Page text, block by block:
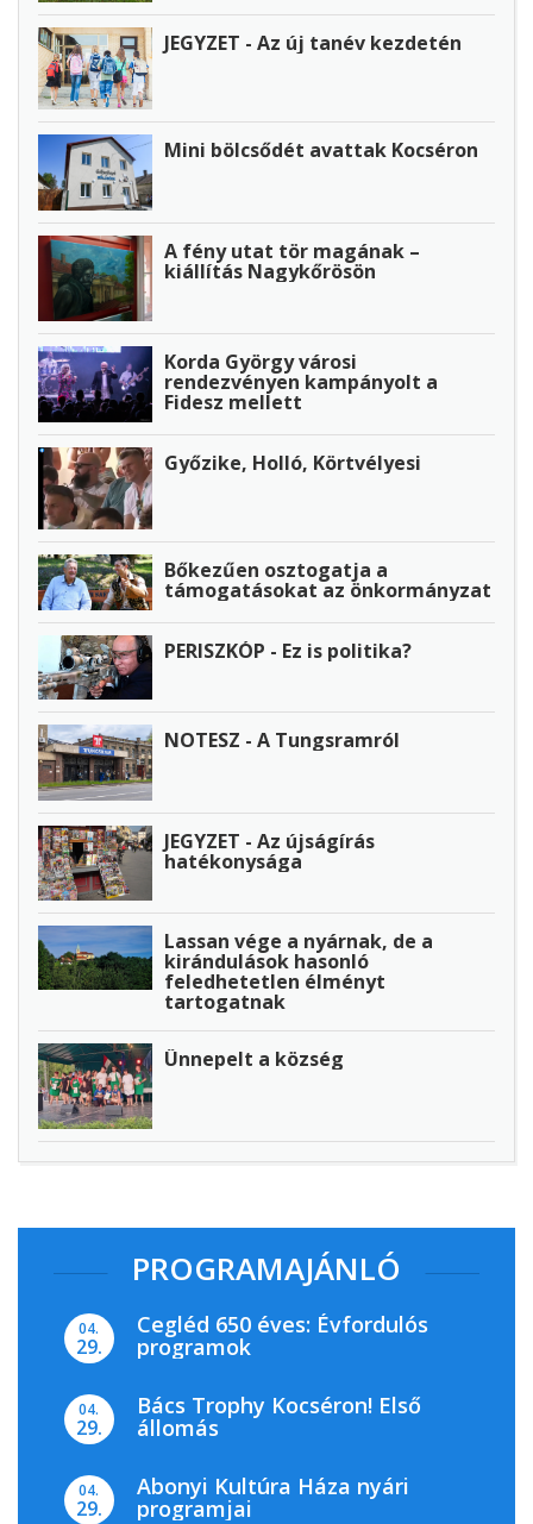
JEGYZET - Az új tanév kezdetén
Mini bölcsődét avattak Kocséron
A fény utat tör magának –
kiállítás Nagykőrösön
Korda György városi
rendezvényen kampányolt a
Fidesz mellett
Győzike, Holló, Körtvélyesi
Bőkezűen osztogatja a
támogatásokat az önkormányzat
PERISZKÓP - Ez is politika?
NOTESZ - A Tungsramról
JEGYZET - Az újságírás
hatékonysága
Lassan vége a nyárnak, de a
kirándulások hasonló
feledhetetlen élményt
tartogatnak
Ünnepelt a község
PROGRAMAJÁNLÓ
04.
29.
Cegléd 650 éves: Évfordulós
programok
04.
29.
Bács Trophy Kocséron! Első
állomás
04.
29.
Abonyi Kultúra Háza nyári
programjai